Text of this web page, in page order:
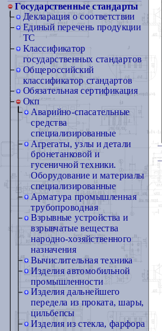
Государственные стандарты
Декларация о соответствии
Единый перечень продукции
ТС
Классификатор
государственных стандартов
Общероссийский
классификатор стандартов
Обязательная сертификация
Окп
Аварийно-спасательные
средства
специализированные
Агрегаты, узлы и детали
бронетанковой и
гусеничной техники.
Оборудование и материалы
специализированные
Арматура промышленная
трубопроводная
Взрывные устройства и
взрывчатые вещества
народно-хозяйственного
назначения
Вычислительная техника
Изделия автомобильной
промышленности
Изделия дальнейшего
передела из проката, шары,
цильбепсы
Изделия из стекла, фарфора